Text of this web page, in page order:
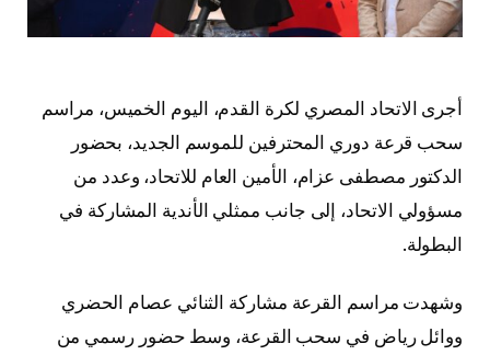
أجرى الاتحاد المصري لكرة القدم، اليوم الخميس، مراسم
سحب قرعة دوري المحترفين للموسم الجديد، بحضور
الدكتور مصطفى عزام، الأمين العام للاتحاد، وعدد من
مسؤولي الاتحاد، إلى جانب ممثلي الأندية المشاركة في
البطولة.
وشهدت مراسم القرعة مشاركة الثنائي عصام الحضري
ووائل رياض في سحب القرعة، وسط حضور رسمي من